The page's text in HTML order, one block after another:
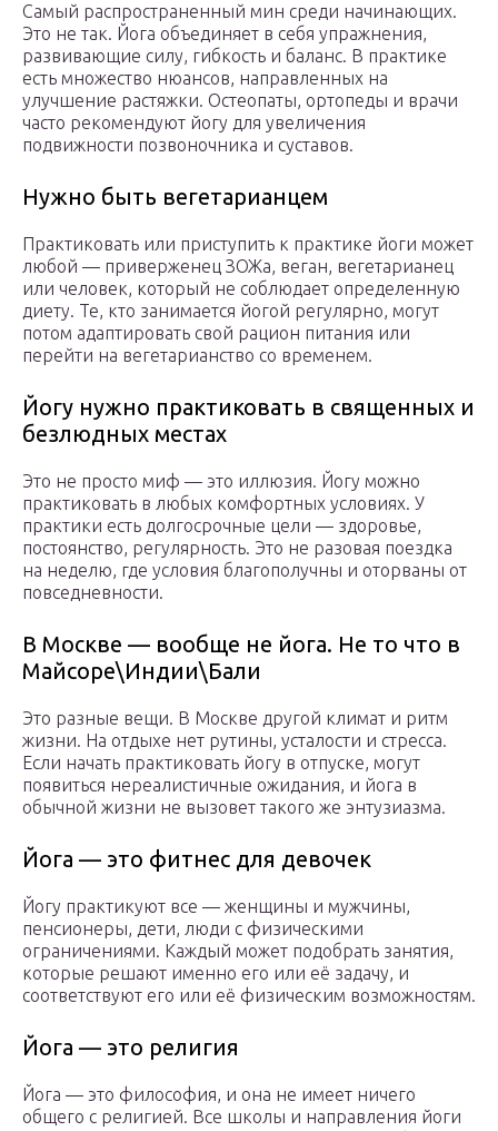
Самый распространенный мин среди начинающих.
Это не так. Йога объединяет в себя упражнения,
развивающие силу, гибкость и баланс. В практике
есть множество нюансов, направленных на
улучшение растяжки. Остеопаты, ортопеды и врачи
часто рекомендуют йогу для увеличения
подвижности позвоночника и суставов.
Нужно быть вегетарианцем
Практиковать или приступить к практике йоги может
любой — приверженец ЗОЖа, веган, вегетарианец
или человек, который не соблюдает определенную
диету. Те, кто занимается йогой регулярно, могут
потом адаптировать свой рацион питания или
перейти на вегетарианство со временем.
Йогу нужно практиковать в священных и
безлюдных местах
Это не просто миф — это иллюзия. Йогу можно
практиковать в любых комфортных условиях. У
практики есть долгосрочные цели — здоровье,
постоянство, регулярность. Это не разовая поездка
на неделю, где условия благополучны и оторваны от
повседневности.
В Москве — вообще не йога. Не то что в
Майсоре\Индии\Бали
Это разные вещи. В Москве другой климат и ритм
жизни. На отдыхе нет рутины, усталости и стресса.
Если начать практиковать йогу в отпуске, могут
появиться нереалистичные ожидания, и йога в
обычной жизни не вызовет такого же энтузиазма.
Йога — это фитнес для девочек
Йогу практикуют все — женщины и мужчины,
пенсионеры, дети, люди с физическими
ограничениями. Каждый может подобрать занятия,
которые решают именно его или её задачу, и
соответствуют его или её физическим возможностям.
Йога — это религия
Йога — это философия, и она не имеет ничего
общего с религией. Все школы и направления йоги